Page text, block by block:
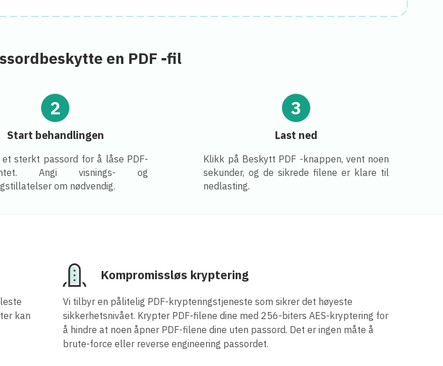
en PDF -fil
2
Start behandlingen
et sterkt passord for å låse PDF-
Angi visnings- og
om nødvendig.
3
Last ned
Klikk på Beskytt PDF -knappen, vent noen
sekunder, og de sikrede filene er klare til
nedlasting.
kan
Kompromissløs kryptering
Vi tilbyr en pålitelig PDF-krypteringstjeneste som sikrer det høyeste
sikkerhetsnivået. Krypter PDF-filene dine med 256-biters AES-kryptering for
å hindre at noen åpner PDF-filene dine uten passord. Det er ingen måte å
brute-force eller reverse engineering passordet.